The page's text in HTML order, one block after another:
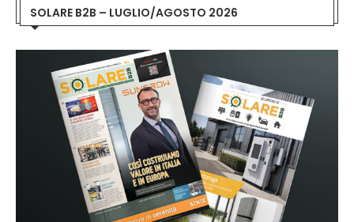
SOLARE B2B – LUGLIO/AGOSTO 2026